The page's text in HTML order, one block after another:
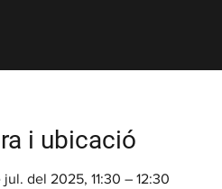
i ubicació
jul. del 2025, 11:30 – 12:30